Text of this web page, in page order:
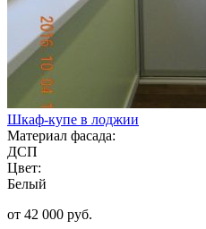
Шкаф-купе в лоджии
Материал фасада:
ДСП
Цвет:
Белый
от 42 000 руб.